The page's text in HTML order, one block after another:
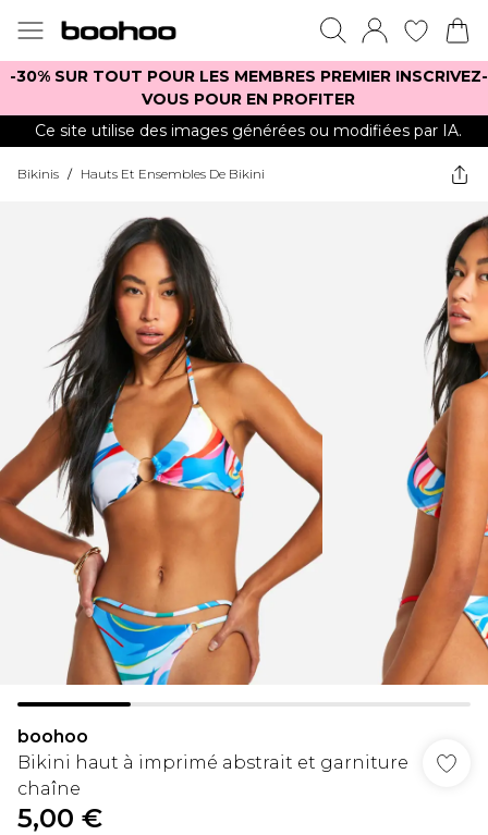
-30% SUR TOUT POUR LES MEMBRES PREMIER INSCRIVEZ-
VOUS POUR EN PROFITER
Ce site utilise des images générées ou modifiées par IA.
Bikinis / Hauts Et Ensembles De Bikini
boohoo
Bikini haut à imprimé abstrait et garniture
chaîne
5,00 €